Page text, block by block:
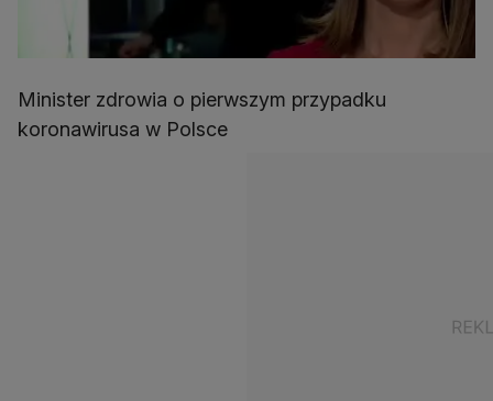
Minister zdrowia o pierwszym przypadku
koronawirusa w Polsce